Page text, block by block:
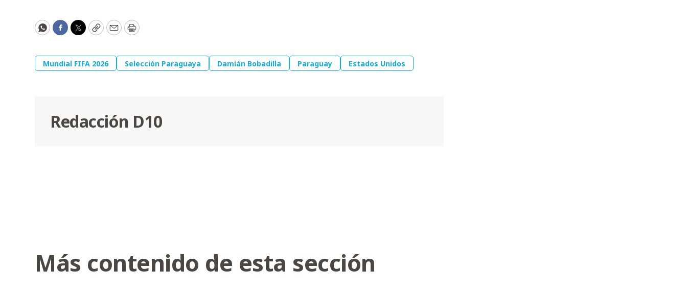
WhatsApp
Facebook
Twitter
CopyEmailPrint
Mundial FIFA 2026 Selección Paraguaya Damián Bobadilla Paraguay Estados Unidos
Redacción D10
Más contenido de esta sección